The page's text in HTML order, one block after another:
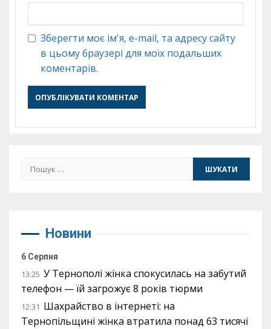
Зберегти моє ім'я, e-mail, та адресу сайту
в цьому браузері для моїх подальших
коментарів.
Пошук:
Новини
6 Серпня
13:25 У Тернополі жінка спокусилась на забутий
телефон — їй загрожує 8 років тюрми
12:31 Шахрайство в інтернеті: на
Тернопільщині жінка втратила понад 63 тисячі